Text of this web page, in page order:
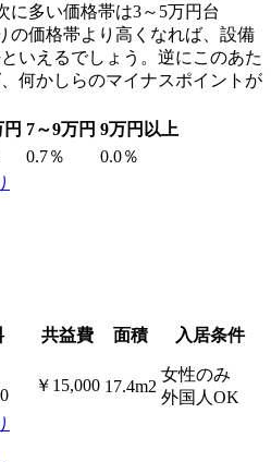
に多い価格帯は3～5万円台
の価格帯より高くなれば、設備
いえるでしょう。逆にこのあた
何かしらのマイナスポイントが
7～9万円 9万円以上
0.7％
0.0％
共益費 面積 入居条件
￥15,000 17.4m2
女性のみ
外国人OK